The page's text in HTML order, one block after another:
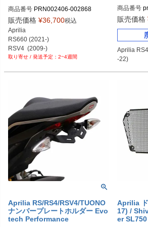
商品番号 PRN002406-002868
PRN002406-002868-01
PRN002406-002868-02
PRN002406-002868-03
PRN002406-002868-04
PRN002406-002868-05
PRN002406-002868-07
PRN002406-002868-10
PRN002406-002868-11
PRN002406-002868-12
PRN002406-002868-15
PRN002406-002868-16
PRN002406-002868-17
PRN002406-002868-18
PRN002406-002868-19
販売価格 ¥36,700税込
Aprilia
RS660 (2021-)
RSV4  (2009-)
Tuono 660  (2021-) 2~4週間
商品番号
販売価格
Aprilia
-22)
Aprilia RS/RS4/RSV4/TUONO
ナンバープレートホルダー Evo
tech Performance
Aprilia
17) /
er